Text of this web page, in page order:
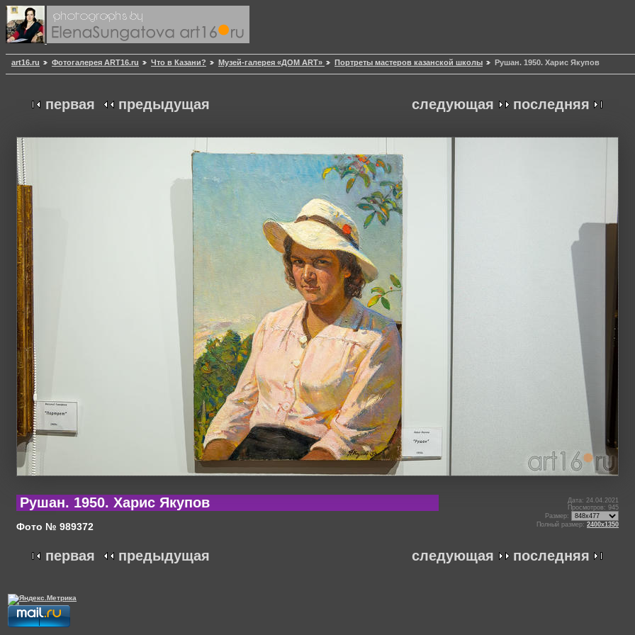
art16.ru Фотогалерея ART16.ru Что в Казани? Музей-галерея «ДОМ ART» Портреты мастеров казанской школы Рушан. 1950. Харис Якупов
следующая последняя
первая предыдущая
Рушан. 1950. Харис Якупов
Фото № 989372
Дата: 24.04.2021
Просмотров: 945
Размер:
Полный размер: 2400x1350
следующая последняя
первая предыдущая